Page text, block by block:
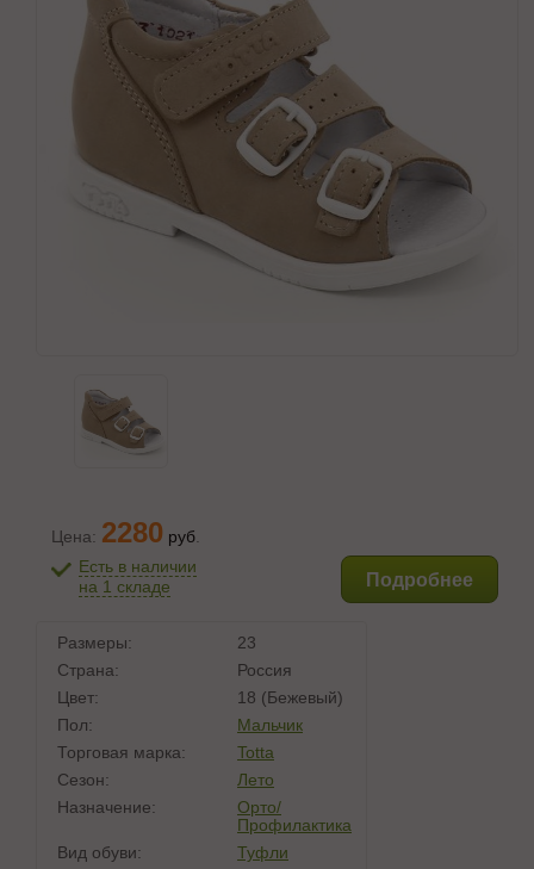
Цена: 2280 руб
Есть в наличии
на 1 складе
Подробнее
Размеры:
23
Страна:
Россия
Цвет:
18 (бежевый)
Пол:
Мальчик
Торговая марка:
Totta
Сезон:
Лето
Назначение:
Орто/
Профилактика
Вид обуви:
Туфли